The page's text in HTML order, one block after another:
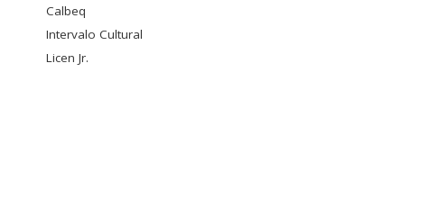
Calbeq
Intervalo Cultural
Licen Jr.